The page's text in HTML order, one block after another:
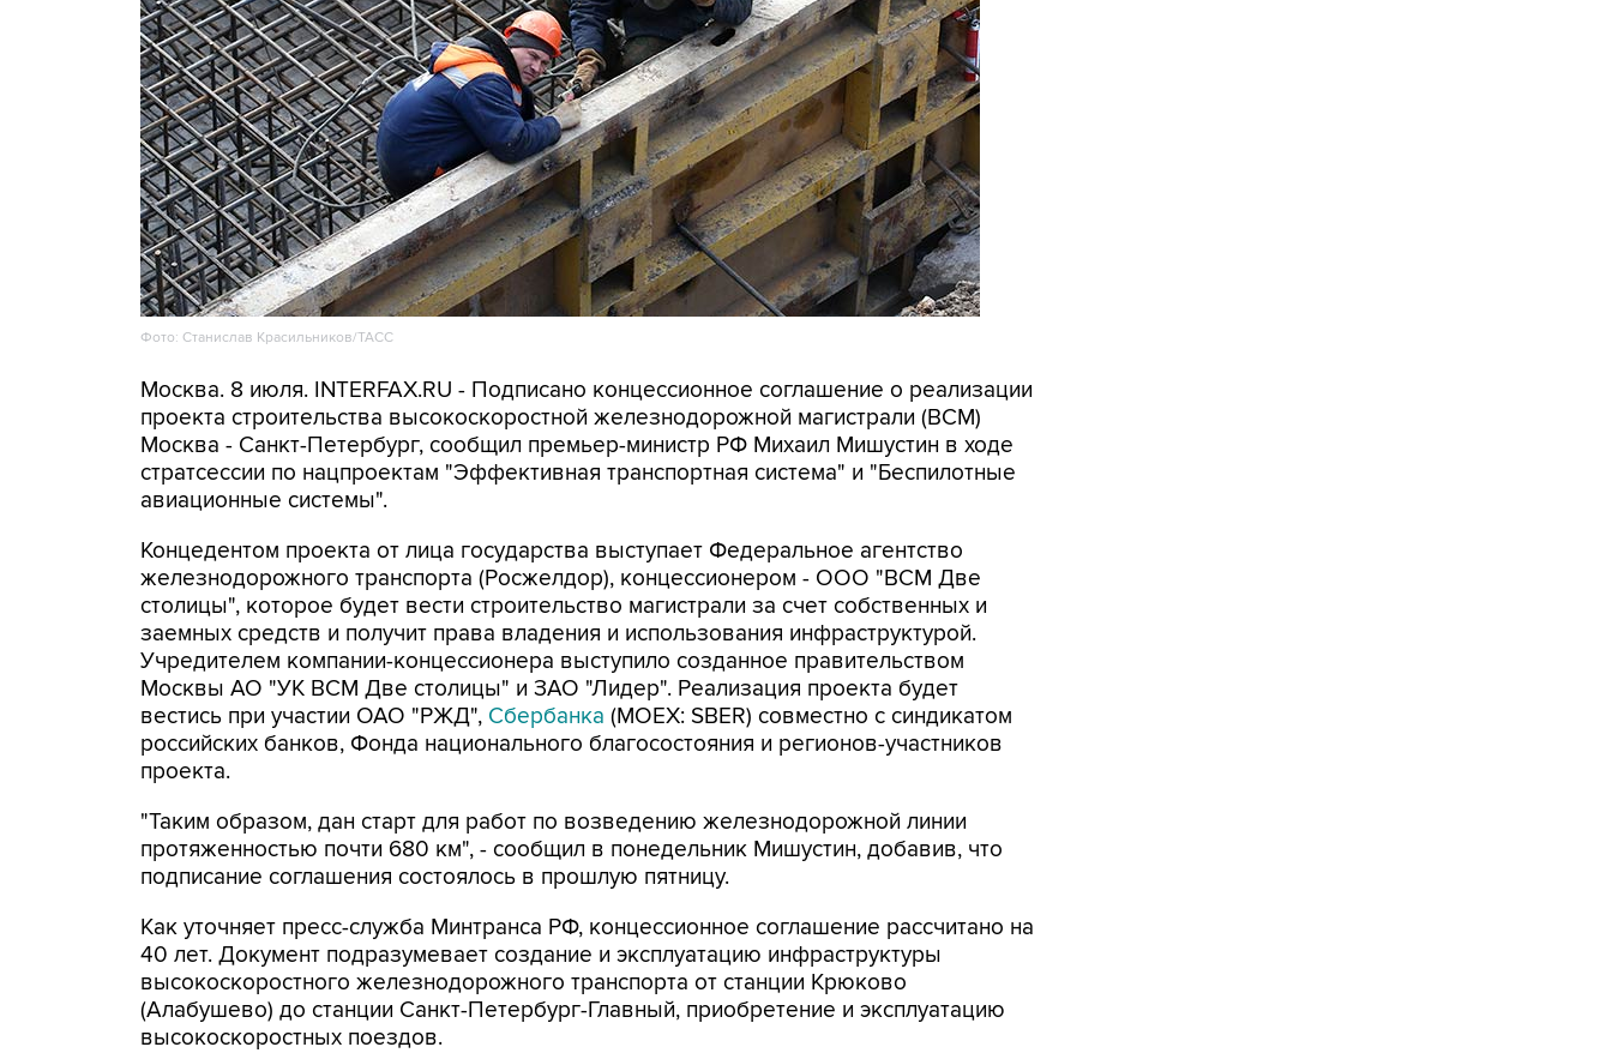
Фото: Станислав Красильников/ТАСС
Москва. 8 июля. INTERFAX.RU - Подписано концессионное соглашение о реализации
проекта строительства высокоскоростной железнодорожной магистрали (ВСМ)
Москва - Санкт-Петербург, сообщил премьер-министр РФ Михаил Мишустин в ходе
стратсессии по нацпроектам "Эффективная транспортная система" и "Беспилотные
авиационные системы".
Концедентом проекта от лица государства выступает Федеральное агентство
железнодорожного транспорта (Росжелдор), концессионером - ООО "ВСМ Две
столицы", которое будет вести строительство магистрали за счет собственных и
заемных средств и получит права владения и использования инфраструктурой.
Учредителем компании-концессионера выступило созданное правительством
Москвы АО "УК ВСМ Две столицы" и ЗАО "Лидер". Реализация проекта будет
вестись при участии ОАО "РЖД", Сбербанка (MOEX: SBER) совместно с синдикатом
российских банков, Фонда национального благосостояния и регионов-участников
проекта.
"Таким образом, дан старт для работ по возведению железнодорожной линии
протяженностью почти 680 км", - сообщил в понедельник Мишустин, добавив, что
подписание соглашения состоялось в прошлую пятницу.
Как уточняет пресс-служба Минтранса РФ, концессионное соглашение рассчитано на
40 лет. Документ подразумевает создание и эксплуатацию инфраструктуры
высокоскоростного железнодорожного транспорта от станции Крюково
(Алабушево) до станции Санкт-Петербург-Главный, приобретение и эксплуатацию
высокоскоростных поездов.